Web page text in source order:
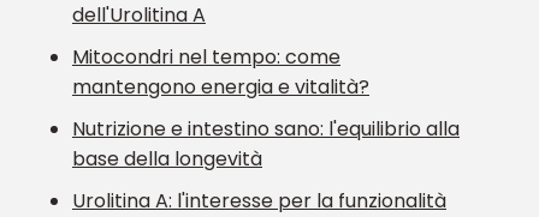
dell'Urolitina A
Mitocondri nel tempo: come
mantengono energia e vitalità?
Nutrizione e intestino sano: l'equilibrio alla
base della longevità
Urolitina A: l'interesse per la funzionalità